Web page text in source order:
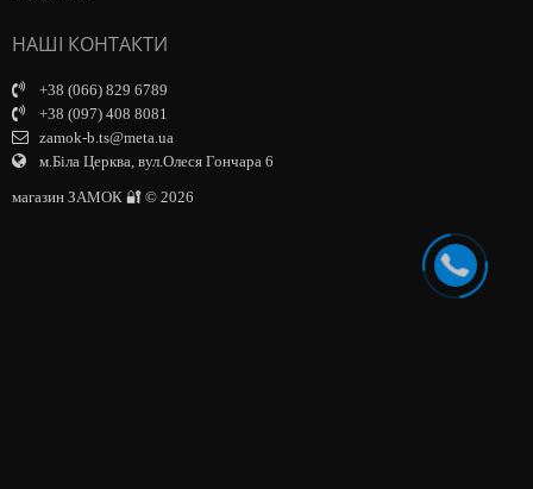
НАШІ КОНТАКТИ
+38 (066) 829 6789
+38 (097) 408 8081
zamok-b.ts@meta.ua
м.Біла Церква, вул.Олеся Гончара 6
магазин ЗАМОК 🔐 © 2026